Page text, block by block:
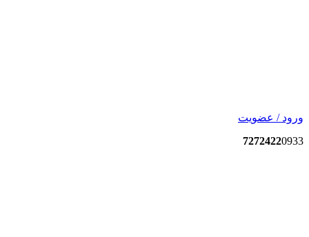
ورود / عضویت
72724220933